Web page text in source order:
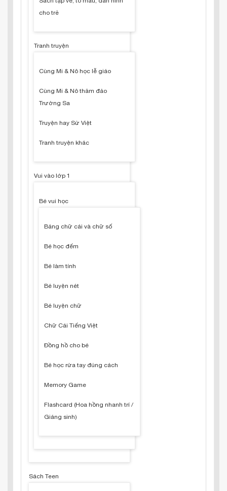
cho trẻ
Tranh truyện
Cùng Mi & Nô học lễ giáo
Cùng Mi & Nô thăm đảo
Trường Sa
Truyện hay Sử Việt
Tranh truyện khác
Vui vào lớp 1
Bé vui học
Bảng chữ cái và chữ số
Bé học đếm
Bé làm tính
Bé luyện nét
Bé luyện chữ
Chữ Cái Tiếng Việt
Đồng hồ cho bé
Bé học rửa tay đúng cách
Memory Game
Flashcard (Hoa hồng nhanh trí /
Giáng sinh)
Sách Teen